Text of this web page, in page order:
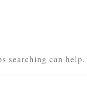
searching can help.